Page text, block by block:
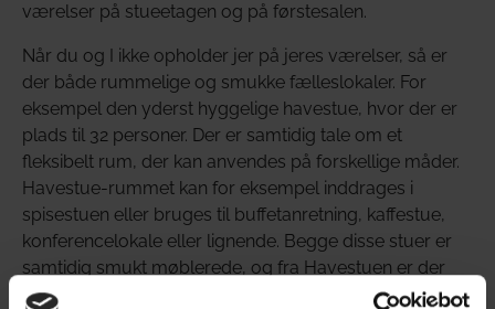
værelser på stueetagen og på førstesalen.
Når du og I ikke opholder jer på jeres værelser, så er
der både rummelige og smukke fælleslokaler. For
eksempel den yderst hyggelige havestue, hvor der er
plads til 32 personer. Der er samtidig tale om et
fleksibelt rum, der kan anvendes på forskellige måder.
Havestue-rummet kan for eksempel inddrages i
spisestuen eller bruges til buffetanretning, kaffestue,
konferencelokale eller lignende. Begge disse stuer er
samtidig smukt møblerede, og fra Havestuen er der
udgang til den store naturhave, hvor der er plads til